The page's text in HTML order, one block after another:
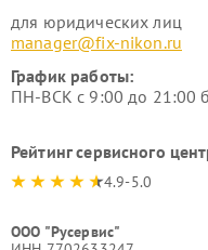
для юридических лиц
manager@fix-nikon.ru
График работы:
ПН-ВСК с 9:00 до 21:00
Рейтинг сервисного
4.9-5.0
ООО "Русервис"